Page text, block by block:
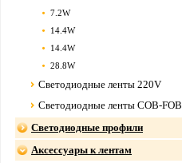
7.2W
14.4W
14.4W
28.8W
Светодиодные ленты 220V
Светодиодные ленты COB-FOB
Светодиодные профили
Аксессуары к лентам